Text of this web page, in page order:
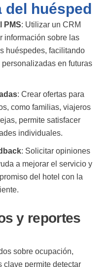
del huésped
PMS: Utilizar un CRM
información sobre las
huéspedes, facilitando
en futuras
: Crear ofertas para
como familias, viajeros
permite satisfacer
individuales.
: Solicitar opiniones
a mejorar el servicio y
del hotel con la
y reportes
sobre ocupación,
clave permite detectar